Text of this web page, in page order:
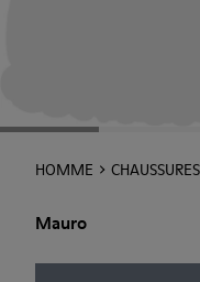
HOMME
Mauro